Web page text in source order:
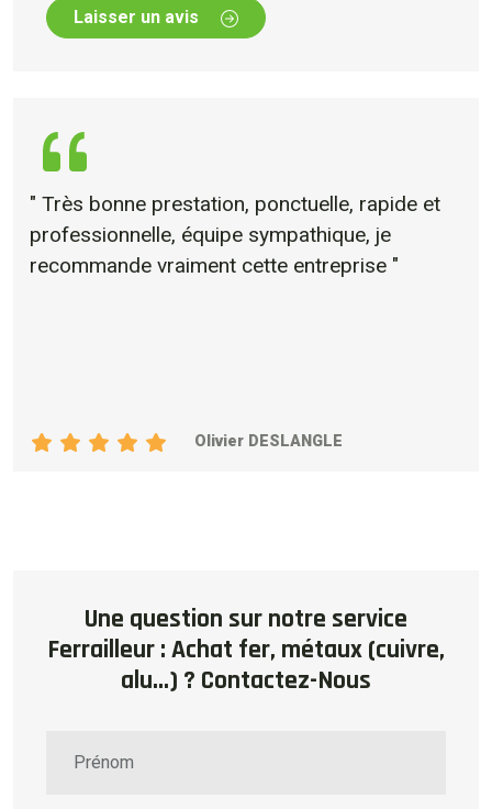
Laisser un avis
" Très bonne prestation, ponctuelle, rapide et
professionnelle, équipe sympathique, je
recommande vraiment cette entreprise "
Olivier DESLANGLE
Une question sur notre service
Ferrailleur : Achat fer, métaux (cuivre,
alu...) ? Contactez-Nous
Prénom